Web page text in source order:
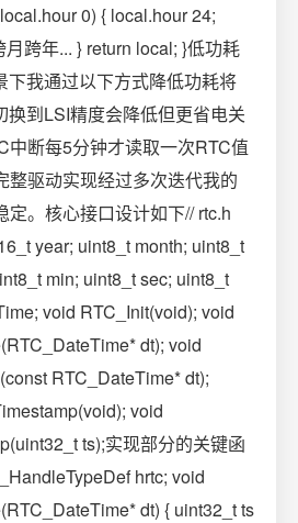
0) { local.hour 24;
跨年... } return local; }低功耗
下我通过以下方式降低功耗将
换到LSI精度会降低但更省电关
中断每5分钟才读取一次RTC值
整驱动实现经过多次迭代我的
定。核心接口设计如下// rtc.h
year; uint8_t month; uint8_t
min; uint8_t sec; uint8_t
void RTC_Init(void); void
dt); void
RTC_DateTime* dt);
void
ts);实现部分的关键函
hrtc; void
dt) { uint32_t ts